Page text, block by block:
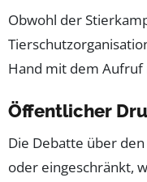
Obwohl der
Hand mit dem Aufruf
Öffentlicher
Die Debatte über
oder eingeschränkt,